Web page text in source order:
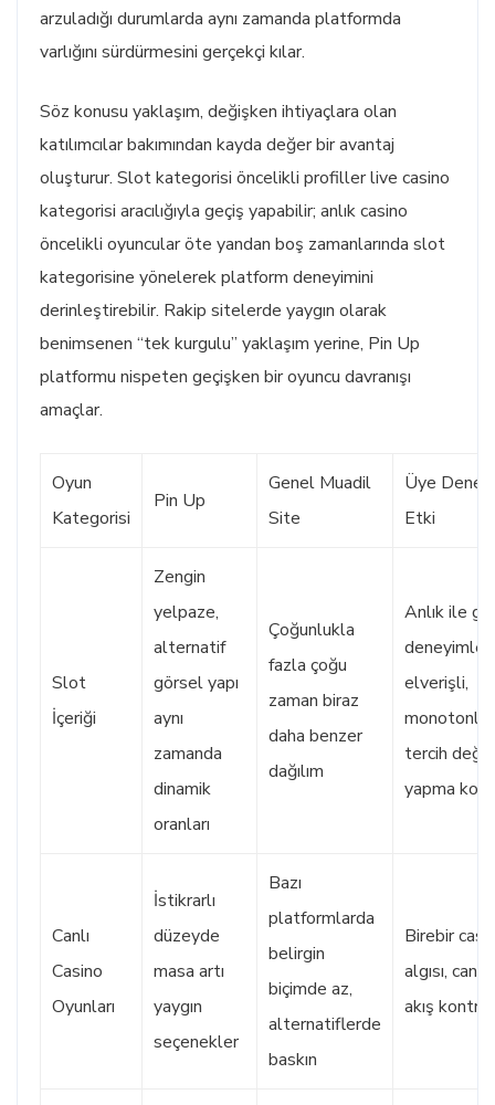
arzuladığı durumlarda aynı zamanda platformda
varlığını sürdürmesini gerçekçi kılar.
Söz konusu yaklaşım, değişken ihtiyaçlara olan
katılımcılar bakımından kayda değer bir avantaj
oluşturur. Slot kategorisi öncelikli profiller live casino
kategorisi aracılığıyla geçiş yapabilir; anlık casino
öncelikli oyuncular öte yandan boş zamanlarında slot
kategorisine yönelerek platform deneyimini
derinleştirebilir. Rakip sitelerde yaygın olarak
benimsenen “tek kurgulu” yaklaşım yerine, Pin Up
platformu nispeten geçişken bir oyuncu davranışı
amaçlar.
Oyun
Kategorisi
Pin Up
Genel Muadil
Site
Üye
Etki
Slot
İçeriği
Zengin
yelpaze,
alternatif
görsel yapı
aynı
zamanda
dinamik
oranları
Çoğunlukla
fazla çoğu
zaman biraz
daha benzer
dağılım
Anlık ile
elverişli,
tercih
yapma
Canlı
Casino
Oyunları
İstikrarlı
düzeyde
masa artı
yaygın
seçenekler
Bazı
platformlarda
belirgin
biçimde az,
alternatiflerde
baskın
Birebir
algısı,
akış